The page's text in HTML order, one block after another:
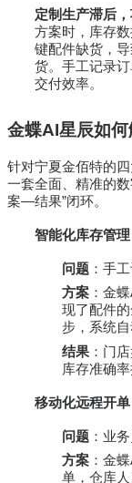
定制生产滞后
方案时，库存
键配件缺货，
货。手工记录
交付效率。
金蝶AI星辰如
针对宁夏金佰特的
一套全面、精准的
案—结果”闭环。
智能化库存管
问题 ：手
方案 ：金
现了配件
步，系统
结果 ：门
库存准确
移动化远程开
问题 ：业
方案 ：金
单，仓库人